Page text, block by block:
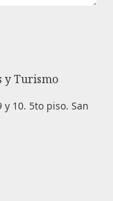
y Turismo
10. 5to piso. San